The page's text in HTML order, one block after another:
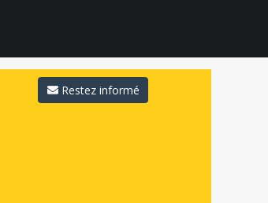
Restez informé